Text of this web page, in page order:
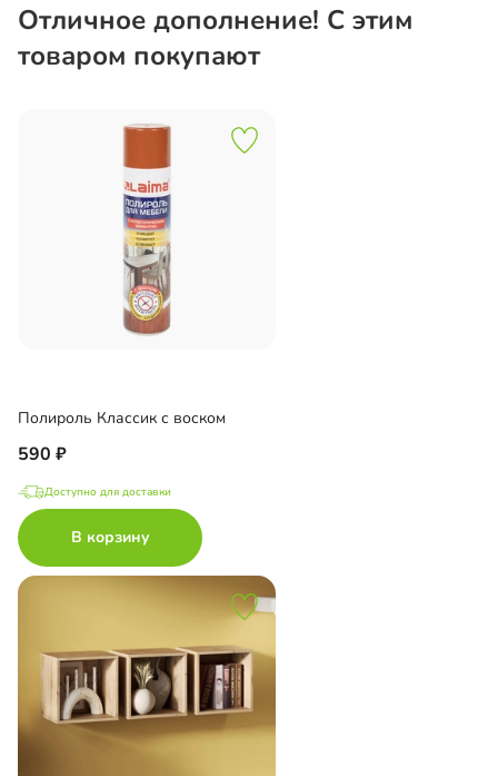
Отличное дополнение! С этим
товаром покупают
Полироль Классик с воском
590
Доступно для доставки
В корзину